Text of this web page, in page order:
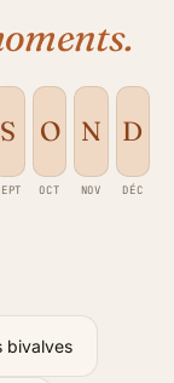
S O
OCT
N
NOV
D
DÉC
bivalves